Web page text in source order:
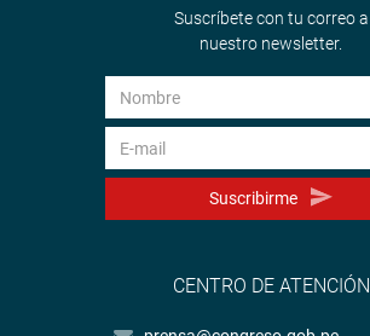
Suscríbete con tu correo a
nuestro newsletter.
Suscribirme
CENTRO DE ATENCIÓN